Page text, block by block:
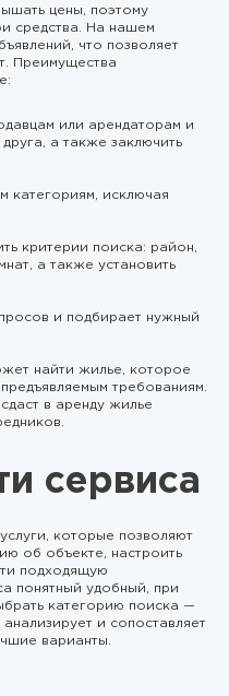
цены, поэтому
средства. На нашем
что позволяет
Преимущества
или арендаторам и
а также заключить
категориям, исключая
критерии поиска: район,
а также установить
и подбирает нужный
найти жилье, которое
требованиям.
в аренду жилье
сервиса
которые позволяют
об объекте, настроить
подходящую
понятный удобный, при
категорию поиска —
и сопоставляет
варианты.